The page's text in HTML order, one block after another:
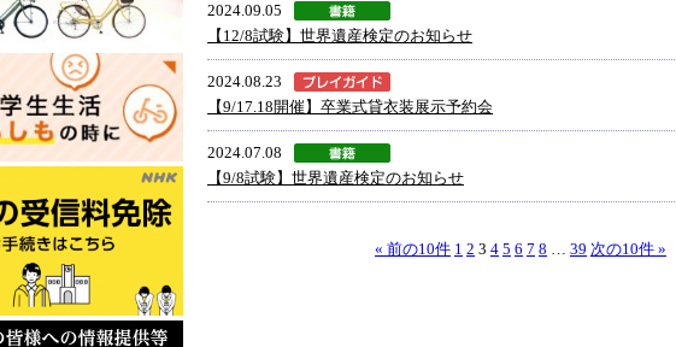
2024.09.05
【12/8試験】世界遺産検定のお知らせ
2024.08.23
【9/17.18開催】卒業式貸衣装展示予約会
2024.07.08
【9/8試験】世界遺産検定のお知らせ
« 前の10件 1 2 3 4 5 6 7 8 … 39 次の10件 »